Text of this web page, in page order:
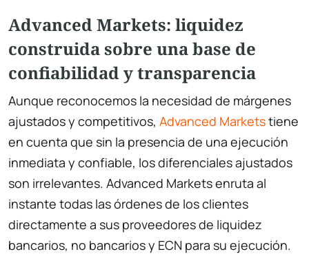
Advanced Markets: liquidez
construida sobre una base de
confiabilidad y transparencia
Aunque reconocemos la necesidad de márgenes
ajustados y competitivos, Advanced Marketstiene
en cuenta que sin la presencia de una ejecución
inmediata y confiable, los diferenciales ajustados
son irrelevantes. Advanced Markets enruta al
instante todas las órdenes de los clientes
directamente a sus proveedores de liquidez
bancarios, no bancarios y ECN para su ejecución.